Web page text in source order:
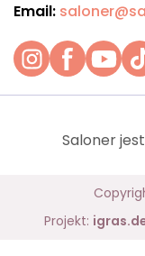
Email:
Saloner
Projekt: